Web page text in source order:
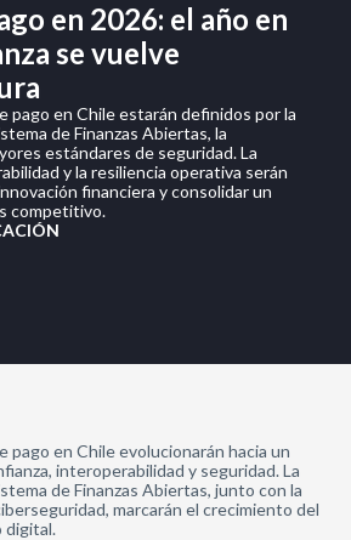
en 2026: el año en
se vuelve
pago en Chile estarán definidos por la
de Finanzas Abiertas, la
estándares de seguridad. La
y la resiliencia operativa serán
financiera y consolidar un
competitivo.
pago en Chile evolucionarán hacia un
interoperabilidad y seguridad. La
de Finanzas Abiertas, junto con la
marcarán el crecimiento del
digital.